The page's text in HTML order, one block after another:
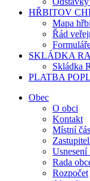
HŘBITOV
Mapa
Řád
SKLÁDKA
Skládka
PLATBA
Obec
O obci
Kontakt
Místní
Usnesení
Rada
Rozpočet